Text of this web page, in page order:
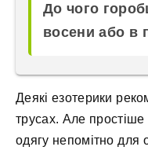
До чого
восени або в
Деякі езотерики
трусах. Але простіше
одягу непомітно для